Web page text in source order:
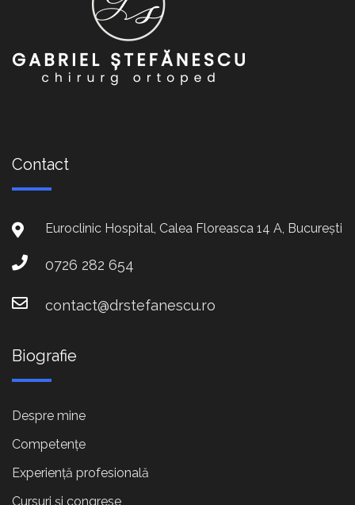
Contact
Euroclinic Hospital, Calea Floreasca 14 A, București
0726 282 654
contact@drstefanescu.ro
Biografie
Despre mine
Competențe
Experiență profesională
Cursuri și congrese